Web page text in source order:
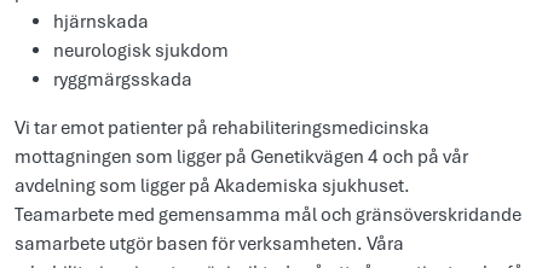
hjärnskada
neurologisk sjukdom
ryggmärgsskada
Vi tar emot patienter på rehabiliteringsmedicinska
mottagningen som ligger på Genetikvägen 4 och på vår
avdelning som ligger på Akademiska sjukhuset.
Teamarbete med gemensamma mål och gränsöverskridande
samarbete utgör basen för verksamheten. Våra